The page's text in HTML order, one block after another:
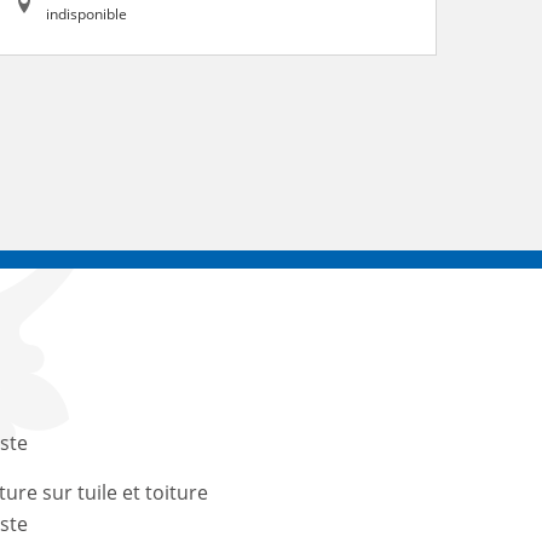
indisponible
sur tuile et toiture